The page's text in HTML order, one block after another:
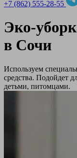
+7 (862) 555-28-55
Эко-
в Сочи
Используем
средства. Подойдет
детьми, питомцами.